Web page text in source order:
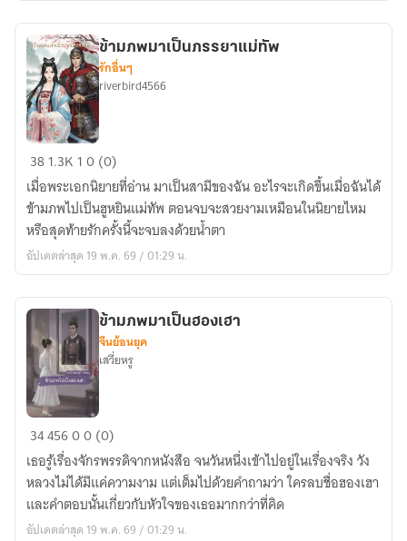
ข้าม
ภพ
มา
เป็น
ภรรยา
แม่ทัพ
ข้ามภพมาเป็นภรรยาแม่ทัพ
รักอื่นๆ
riverbird4566
381.3K 10 (0)
เมื่อพระเอกนิยายที่อ่าน มาเป็นสามีของฉัน อะไรจะเกิดขึ้นเมื่อฉันได้
ข้ามภพไปเป็นฮูหยินแม่ทัพ ตอนจบจะสวยงามเหมือนในนิยายไหม
หรือสุดท้ายรักครั้งนี้จะจบลงด้วยน้ำตา
อัปเดตล่าสุด 19 พ.ค. 69 / 01:29 น.
ข้าม
มา
เป็น
ฮองเฮา
ข้ามภพมาเป็นฮองเฮา
จีนย้อนยุค
เสวี่ยหรู
3445600 (0)
เธอรู้เรื่องจักรพรรดิจากหนังสือ จนวันหนึ่งเข้าไปอยู่ในเรื่องจริง วัง
หลวงไม่ได้มีแค่ความงาม แต่เต็มไปด้วยคำถามว่า ใครลบชื่อฮองเฮา
และคำตอบนั้นเกี่ยวกับหัวใจของเธอมากกว่าที่คิด
อัปเดตล่าสุด 19 พ.ค. 69 / 01:29 น.